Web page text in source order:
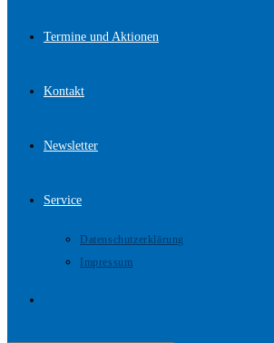
Termine und Aktionen
Kontakt
Newsletter
Service
Datenschutzerklärung
Impressum